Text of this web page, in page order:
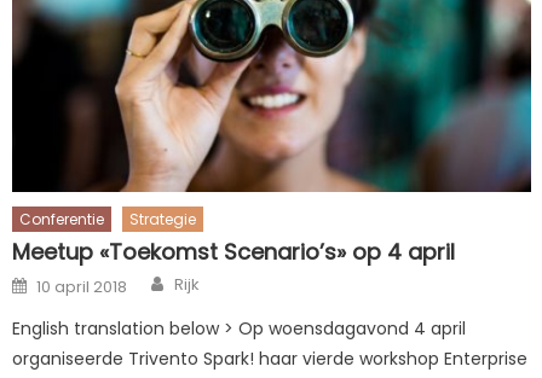
Conferentie Strategie
Meetup «Toekomst Scenario’s» op 4 april
Posted
on
10 april 2018 Author
Rijk
English translation below > Op woensdagavond 4 april
organiseerde Trivento Spark! haar vierde workshop Enterprise